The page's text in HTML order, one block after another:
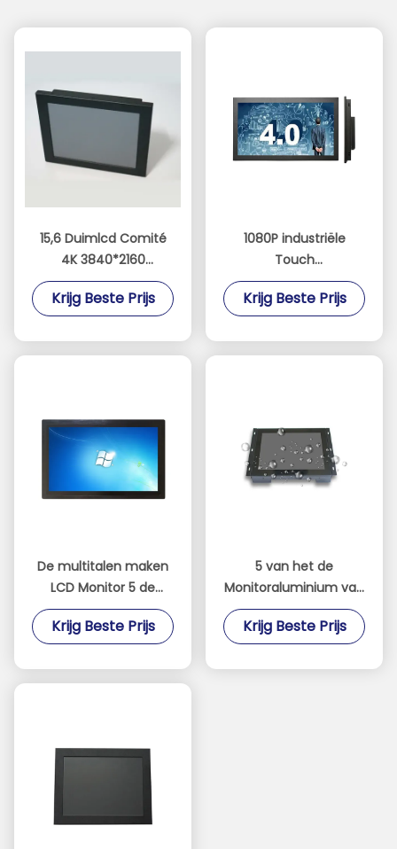
15,6 Duimlcd Comité
4K 3840*2160
Resolutievertoning
1000
Monitor
Krijg Beste Prijs
1080P industriële
Touch
screenmonitor/de
Monitorsteunframboos
screenvertoning
Krijg Beste Prijs
De multitalen maken
LCD Monitor 5 de
Oppervlaktehardheid
van de Draad
biedende Aanraking 3H
Krijg Beste Prijs
5 van het de
Monitoraluminium van
het draad Weerstand
biedend Touche
Legeringsmateriaal
Krijg Beste Prijs